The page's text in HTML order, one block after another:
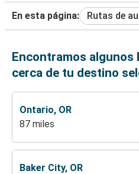
En esta página: Rutas de
Encontramos
cerca de tu destino
Ontario, OR
87 miles
Baker City, OR